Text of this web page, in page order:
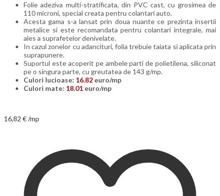
Folie adeziva multi-stratificata, din PVC cast, cu grosimea de
110 microni, special creata pentru colantari auto.
Acesta gama s-a lansat prin doua nuante ce prezinta insertii
metalice si este recomandata pentru colantari integrale, mai
ales a suprafetelor denivelate.
In cazul zonelor cu adancituri, folia trebuie taiata si aplicata prin
suprapunere.
Suportul este acoperit pe ambele parti de polietilena, siliconat
pe o singura parte, cu greutatea de 143 g/mp.
Culori lucioase: 16.82 euro/mp
Culori mate: 18.01 euro/mp
16,82 €/mp